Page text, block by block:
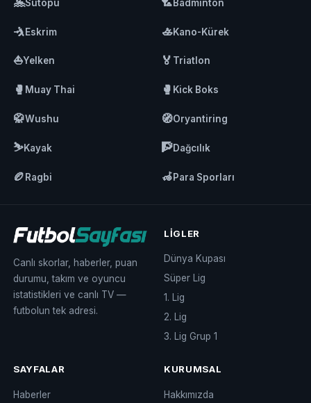
Sutopu Badminton
🤺Eskrim 🚣Kano-Kürek
⛵Yelken 🏅 Triatlon
🥊 Muay Thai 🥊 Kick Boks
🥋Wushu 🧭Oryantiring
⛷️Kayak 🧗Dağcılık
🏉 Ragbi 🦽Para Sporları
Canlı skorlar, haberler, puan
durumu, takım ve oyuncu
istatistikleri ve canlı TV —
futbolun tek adresi.
LIGLER
Dünya Kupası
Süper Lig
1. Lig
2. Lig
3. Lig Grup 1
SAYFALAR
Haberler
KURUMSAL
Hakkımızda